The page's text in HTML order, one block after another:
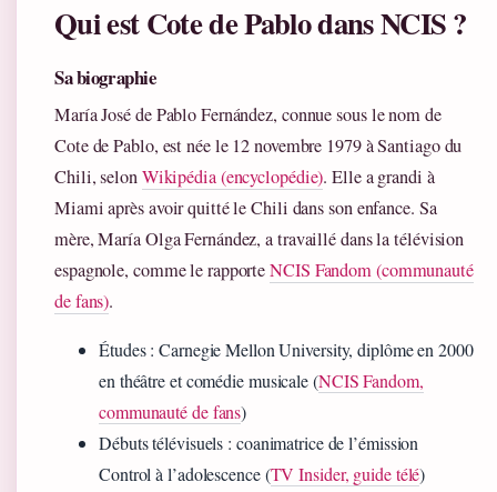
Qui est Cote de Pablo dans NCIS ?
Sa biographie
María José de Pablo Fernández, connue sous le nom de
Cote de Pablo, est née le 12 novembre 1979 à Santiago du
Chili, selonWikipédia (encyclopédie). Elle a grandi à
Miami après avoir quitté le Chili dans son enfance. Sa
mère, María Olga Fernández, a travaillé dans la télévision
espagnole, comme le rapporteNCIS Fandom (communauté
de fans).
Études : Carnegie Mellon University, diplôme en 2000
en théâtre et comédie musicale (NCIS Fandom,
communauté de fans)
Débuts télévisuels : coanimatrice de l’émission
Control à l’adolescence (TV Insider, guide télé)